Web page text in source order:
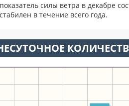
силы ветра в декабре
в течение всего года.